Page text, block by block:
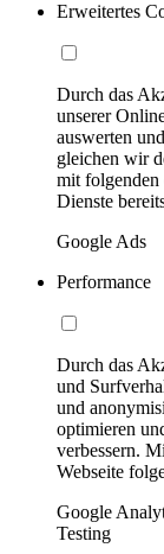
Erweitertes
Durch das
unserer
auswerten
gleichen wir
mit folgenden
Dienste
Google Ads
Performance
Durch das
und
und
optimieren
verbessern.
Webseite
Google
Testing